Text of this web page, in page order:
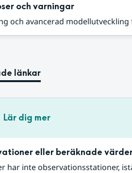
och varningar
och avancerad
länkar
Lär dig mer
eller beräknade
har inte observationsstationer,